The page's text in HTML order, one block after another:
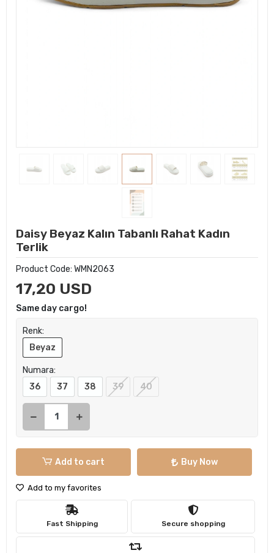
Daisy Beyaz Kalın Tabanlı Rahat Kadın
Terlik
Product Code: WMN2063
17,20 USD
Same day cargo!
Renk:
Beyaz
Numara:
36
37 38 39 40
Add to cart Buy Now
Add to my favorites
Fast Shipping Secure shopping